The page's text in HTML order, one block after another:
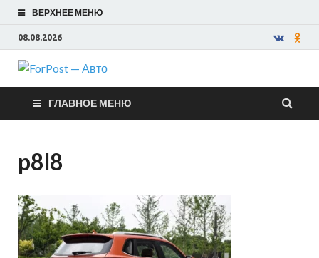
ВЕРХНЕЕ МЕНЮ
08.08.2026
ForPost —
Авто
ГЛАВНОЕ МЕНЮ
p8l8